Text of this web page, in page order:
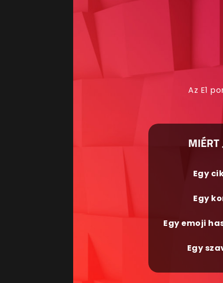
Az E1
MIÉRT
Egy
Egy
Egy emoji
Egy